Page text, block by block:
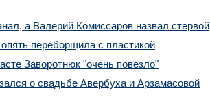
а Валерий Комиссаров назвал стервой
переборщила с пластикой
Заворотнюк "очень повезло"
о свадьбе Авербуха и Арзамасовой